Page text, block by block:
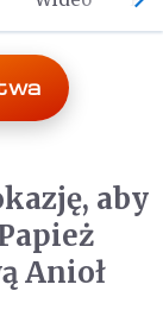
aby
Anioł